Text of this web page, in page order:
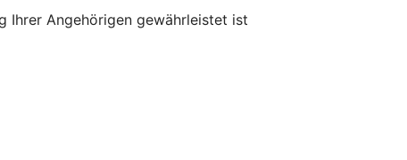
Ihrer Angehörigen gewährleistet ist